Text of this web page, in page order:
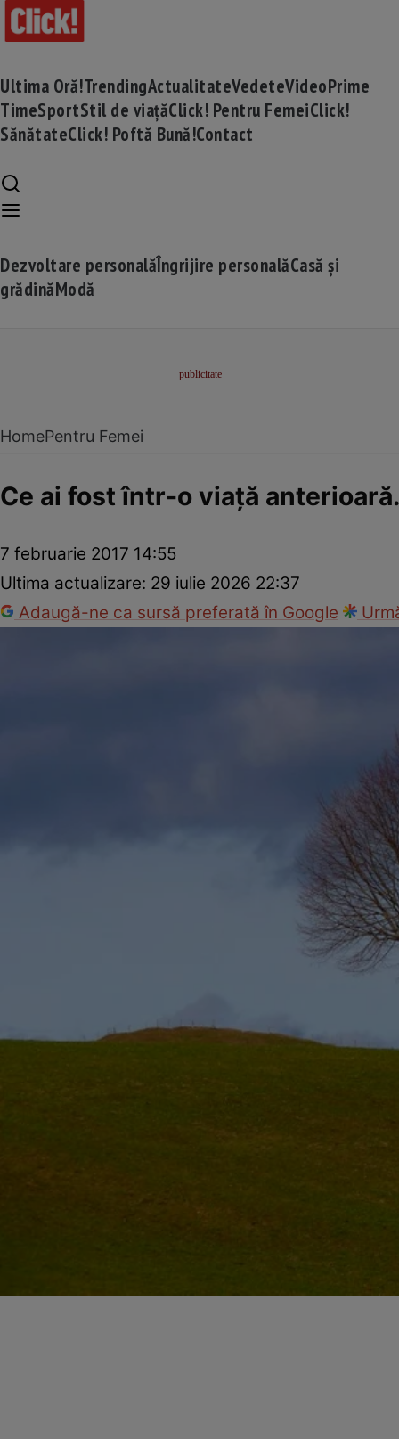
Ultima Oră!TrendingActualitateVedeteVideoPrime
TimeSportStil de viațăClick! Pentru FemeiClick!
SănătateClick! Poftă Bună!Contact
Dezvoltare personalăÎngrijire personalăCasă și
grădinăModă
HomePentru Femei
Ce ai fost într-o viaţă
7 februarie 2017 14:55
Ultima actualizare: 29 iulie 2026 22:37
Adaugă-ne ca sursă preferată în Google